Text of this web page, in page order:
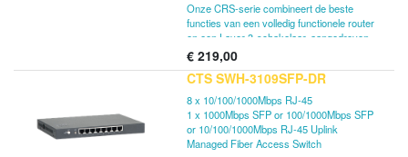
Onze CRS-serie combineert de beste
functies van een volledig functionele router
en een Layer 3-schakelaar, aangedreven
door de bekende RouterOS. Alle specifieke
Switch-configuratieopties zijn beschikbaar
in een speciaal Switch-menu, maar als u
wilt, kunnen poorten uit de
switchconfiguratie worden verwijderd en
voor routeringsdoeleinden worden gebruikt.
€ 219,00
CTS SWH-3109SFP-DR
8 x 10/100/1000Mbps RJ-45
1 x 1000Mbps SFP or 100/1000Mbps SFP
or 10/100/1000Mbps RJ-45 Uplink
Managed Fiber Access Switch